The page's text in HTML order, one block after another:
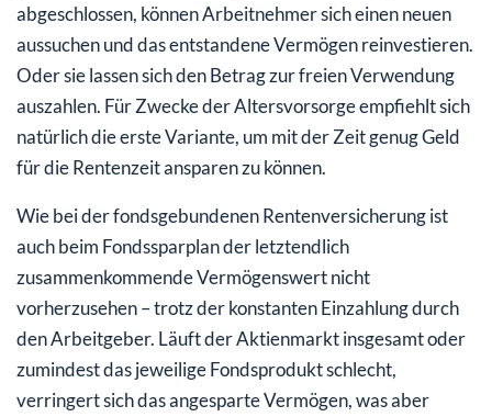
abgeschlossen, können Arbeitnehmer sich einen neuen
aussuchen und das entstandene Vermögen reinvestieren.
Oder sie lassen sich den Betrag zur freien Verwendung
auszahlen. Für Zwecke der Altersvorsorge empfiehlt sich
natürlich die erste Variante, um mit der Zeit genug Geld
für die Rentenzeit ansparen zu können.
Wie bei der fondsgebundenen Rentenversicherung ist
auch beim Fondssparplan der letztendlich
zusammenkommende Vermögenswert nicht
vorherzusehen – trotz der konstanten Einzahlung durch
den Arbeitgeber. Läuft der Aktienmarkt insgesamt oder
zumindest das jeweilige Fondsprodukt schlecht,
verringert sich das angesparte Vermögen, was aber